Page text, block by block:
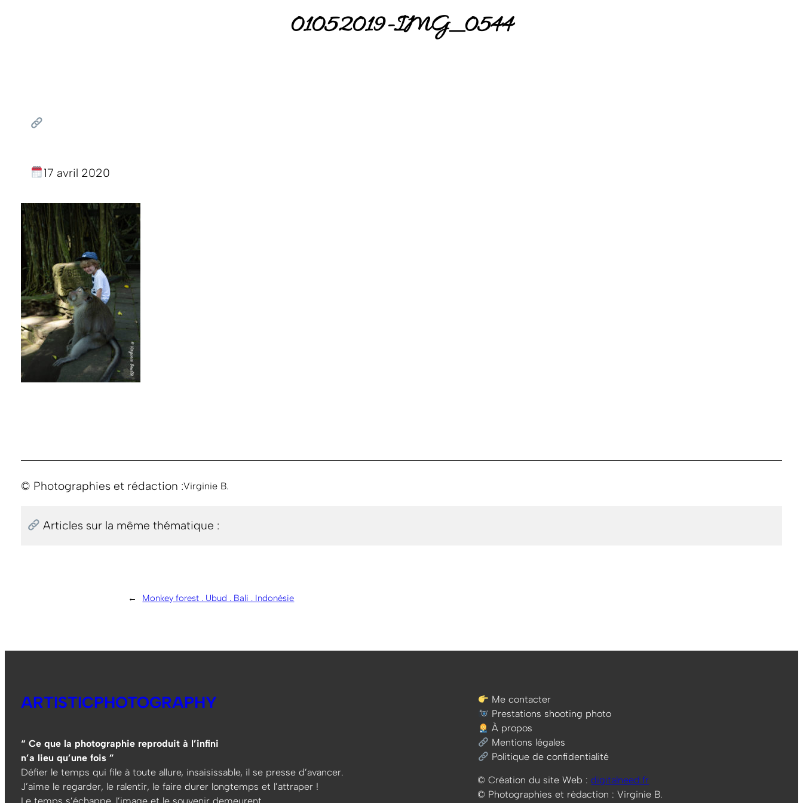
01052019-IMG_0544
17 avril 2020
© Photographies et rédaction :Virginie B.
Articles sur la même thématique :
← Monkey forest . Ubud . Bali . Indonésie
ARTISTICPHOTOGRAPHY
“ Ce que la photographie reproduit à l’infini
n’a lieu qu’une fois ”
Défier le temps qui file à toute allure, insaisissable, il se presse d’avancer.
J’aime le regarder, le ralentir, le faire durer longtemps et l’attraper !
Me contacter
Prestations shooting photo
À propos
Mentions légales
Politique de confidentialité
© Création du site Web : digitalneed.fr
© Photographies et rédaction : Virginie B.